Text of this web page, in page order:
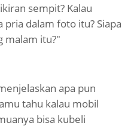
sempit? Kalau
pria dalam foto itu? Siapa
malam itu?"
apa pun
tahu kalau mobil
bisa kubeli